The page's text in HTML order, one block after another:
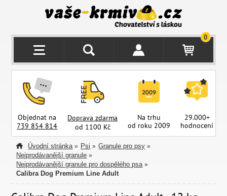
0
Objednat na
739 854 814
Doprava zdarma
od 1100 Kč
Na trhu
od roku 2009
29.000+
hodnocení
Úvodní stránka » Psi » Granule pro psy »
Nejprodávanější granule »
Nejprodávanější granule pro dospělého psa »
Calibra Dog Premium Line Adult